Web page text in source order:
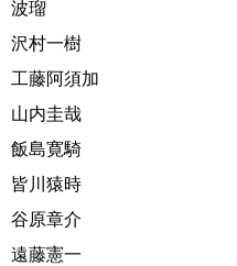
波瑠
沢村一樹
工藤阿須加
山内圭哉
飯島寛騎
皆川猿時
谷原章介
遠藤憲一